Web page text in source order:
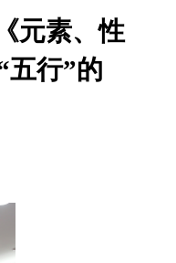
元素、性
五行”的